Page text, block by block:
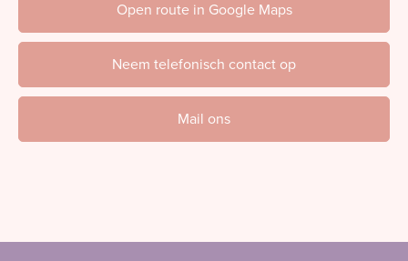
Open route in Google Maps
Neem telefonisch contact op
Mail ons